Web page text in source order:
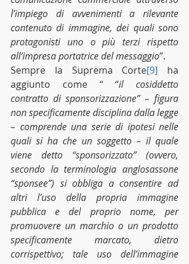
l’impiego di avvenimenti a rilevante
contenuto di immagine, dei quali sono
protagonisti uno o più terzi rispetto
all’impresa portatrice del messaggio”.
Sempre la Suprema Corte[9] ha
aggiunto come “ “il cosiddetto
contratto di sponsorizzazione” – figura
non specificamente disciplina dalla legge
– comprende una serie di ipotesi nelle
quali si ha che un soggetto – il quale
viene detto “sponsorizzato” (ovvero,
secondo la terminologia anglosassone
“sponsee”) si obbliga a consentire ad
altri l’uso della propria immagine
pubblica e del proprio nome, per
promuovere un marchio o un prodotto
specificamente marcato, dietro
corrispettivo; tale uso dell’immagine